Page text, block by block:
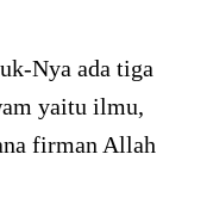
Nya ada tiga
yaitu ilmu,
firman Allah